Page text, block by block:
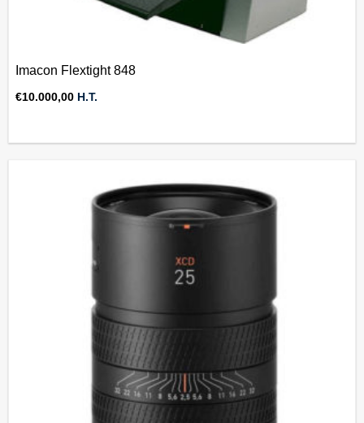
Imacon Flextight 848
€10.000,00 H.T.